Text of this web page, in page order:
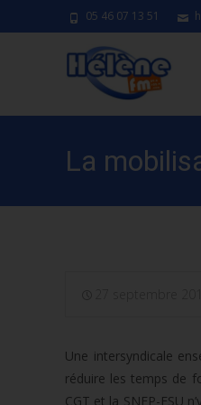
05 46 07 13 51
La
Une intersyndicale
réduire les temps de
CGT et la SNEP-FSU